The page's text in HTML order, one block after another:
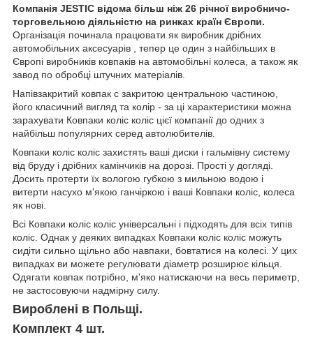
Компанія JESTIC відома більш ніж 26 річної виробничо-
торговельною діяльністю на ринках країн Європи.
Організація починала працювати як виробник дрібних
автомобільних аксесуарів , тепер це один з найбільших в
Європі виробників ковпаків на автомобільні колеса, а також як
завод по обробці штучних матеріалів.
Напівзакритий ковпак c закритою центральною частиною,
його класичний вигляд та колір - за ці характеристики можна
зарахувати Ковпаки коліс коліс цієї компанії до одних з
найбільш популярних серед автолюбителів.
Ковпаки коліс коліс захистять ваші диски і гальмівну систему
від бруду і дрібних камінчиків на дорозі. Прості у догляді.
Досить протерти їх вологою губкою з мильною водою і
витерти насухо м'якою ганчіркою і ваші Ковпаки коліс, колеса
як нові.
Всі Ковпаки коліс коліс універсальні і підходять для всіх типів
коліс. Однак у деяких випадках Ковпаки коліс коліс можуть
сидіти сильно щільно або навпаки, бовтатися на колесі. У цих
випадках ви можете регулювати діаметр розширює кільця.
Одягати ковпак потрібно, м'яко натискаючи на весь периметр,
не застосовуючи надмірну силу.
Вироблені в Польщі.
Комплект 4 шт.